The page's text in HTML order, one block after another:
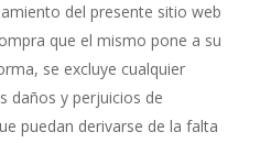
del presente sitio web
que el mismo pone a su
se excluye cualquier
daños y perjuicios de
puedan derivarse de la falta